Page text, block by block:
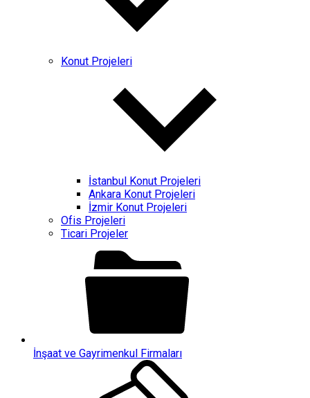
Konut Projeleri
İstanbul Konut Projeleri
Ankara Konut Projeleri
İzmir Konut Projeleri
Ofis Projeleri
Ticari Projeler
İnşaat ve Gayrimenkul Firmaları